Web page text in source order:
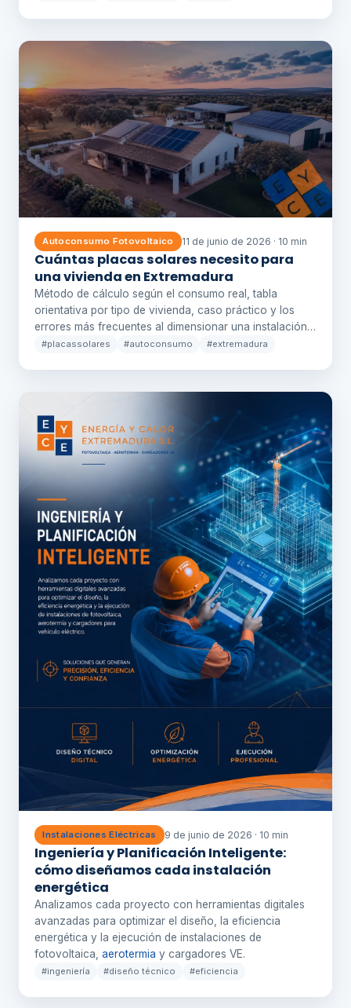
Autoconsumo Fotovoltaico 11 de junio de 2026 · 10 min
Cuántas placas solares necesito para
una vivienda en Extremadura
Método de cálculo según el consumo real, tabla
orientativa por tipo de vivienda, caso práctico y los
errores más frecuentes al dimensionar una instalación…
#placassolares #autoconsumo #extremadura
Instalaciones Eléctricas 9 de junio de 2026 · 10 min
Ingeniería y Planificación Inteligente:
cómo diseñamos cada instalación
energética
Analizamos cada proyecto con herramientas digitales
avanzadas para optimizar el diseño, la eficiencia
energética y la ejecución de instalaciones de
fotovoltaica, aerotermia y cargadores VE.
#ingeniería #diseño técnico #eficiencia